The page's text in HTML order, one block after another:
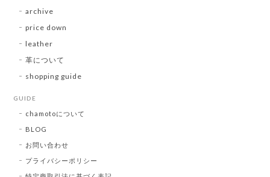
archive
price down
leather
革について
shopping guide
GUIDE
chamotoについて
BLOG
お問い合わせ
プライバシーポリシー